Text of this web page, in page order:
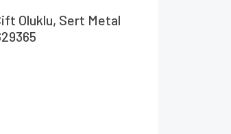
Oluklu, Sert Metal